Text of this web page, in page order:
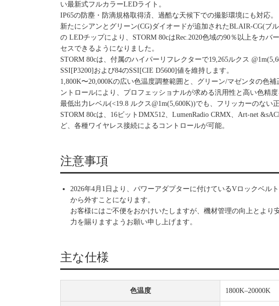
い最新式フルカラーLEDライト。
IP65の防塵・防滴規格取得済、過酷な天候下での撮影環境にも対応。
新たにシアンとグリーン(CG)ダイオードが追加されたBLAIR-CG(ブ
の LEDチップにより、STORM 80cはRec.2020色域の90％以上をカ
セスできるようになりました。
STORM 80cは、付属のハイパーリフレクターで19,265ルクス
SSI[P3200]および84のSSI[CIE D5600]値を維持します。
1,800K〜20,000Kの広い色温度調整範囲と、グリーン/マゼンタの色
ントロールにより、プロフェッショナルが求める汎用性と高い色精度
最低出力レベル(<19.8 ルクス@1m(5,600K))でも、フリッカーのない
STORM 80cは、16ビットDMX512、LumenRadio CRMX、Art-net
ど、各種ワイヤレス接続によるコントロールが可能。
注意事項
2026年4月1日より、パワーアダプターに付けているVロックベル
から外すことになります。
お客様にはご不便をおかけいたしますが、機材管理の向上とよ
力を賜りますようお願い申し上げます。
主な仕様
色温度 1800K–20000K